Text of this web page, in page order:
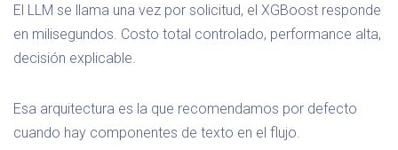
El LLM se llama una vez por solicitud, el XGBoost responde
en milisegundos. Costo total controlado, performance alta,
decisión explicable.
Esa arquitectura es la que recomendamos por defecto
cuando hay componentes de texto en el flujo.